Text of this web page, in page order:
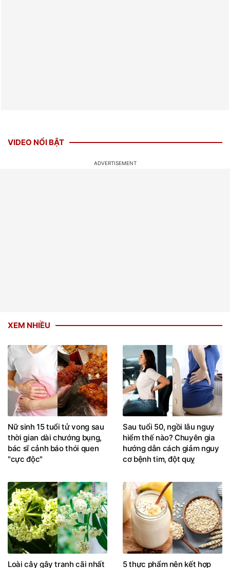
VIDEO NỔI BẬT
XEM NHIỀU
Nữ sinh 15 tuổi tử vong sau
thời gian dài chướng bụng,
bác sĩ cảnh báo thói quen
"cực độc"
Sau tuổi 50, ngồi lâu nguy
hiểm thế nào? Chuyên gia
hướng dẫn cách giảm nguy
cơ bệnh tim, đột quỵ
Loài cây gây tranh cãi nhất 5 thực phẩm nên kết hợp